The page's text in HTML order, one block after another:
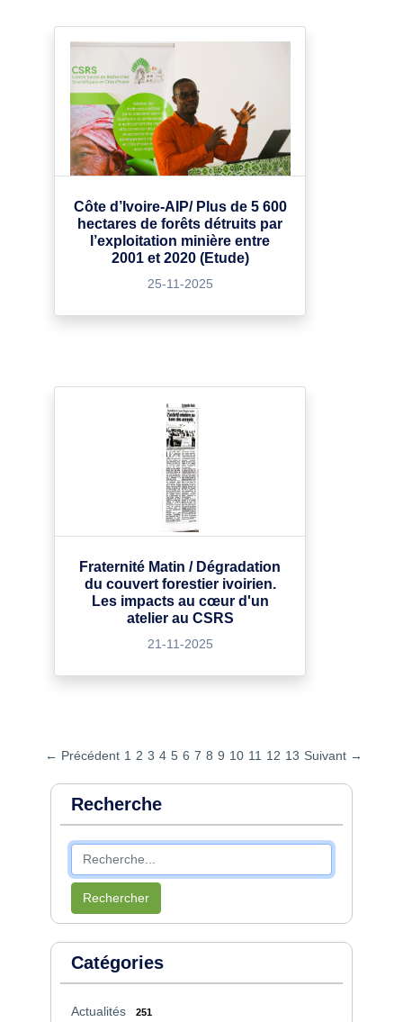
Côte d’Ivoire-AIP/ Plus de 5 600
hectares de forêts détruits par
l’exploitation minière entre
2001 et 2020 (Etude)
25-11-2025
Fraternité Matin / Dégradation
du couvert forestier ivoirien.
Les impacts au cœur d'un
atelier au CSRS
21-11-2025
← Précédent 1 2 3 4 5 6 7 8 9 10 11 12 13 Suivant →
Recherche
Rechercher
Catégories
Actualités 251